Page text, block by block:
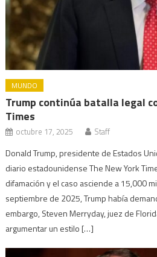
MUNDO
Trump continúa batalla legal
Times
octubre 17, 2025 Staff
Donald Trump, presidente de Estados
diario estadounidense The New York
difamación y el caso asciende a 15,000
septiembre de 2025, Trump había
embargo, Steven Merryday, juez de
argumentar un estilo […]